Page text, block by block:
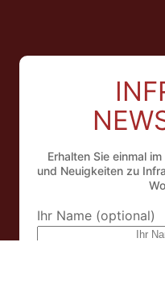
Erhalten Sie einmal
und Neuigkeiten zu
Ihr Name (optional)